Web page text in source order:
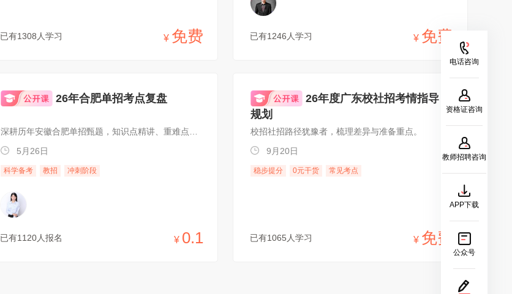
已有1308人学习 ¥ 免费 已有1246人学习 ¥ 免费
26年合肥单招考点复盘
5月26日
科学备考 教招 冲刺阶段
已有1120人报名 ¥ 0.1
26年度广东校社招考情指导
规划
校招社招路径犹豫者，梳理差异与准备重点。
9月20日
稳步提分 0元干货 常见考点
已有1065人学习 ¥ 免费
电话咨询
资格证咨询
教师招聘咨询
APP下载
公众号